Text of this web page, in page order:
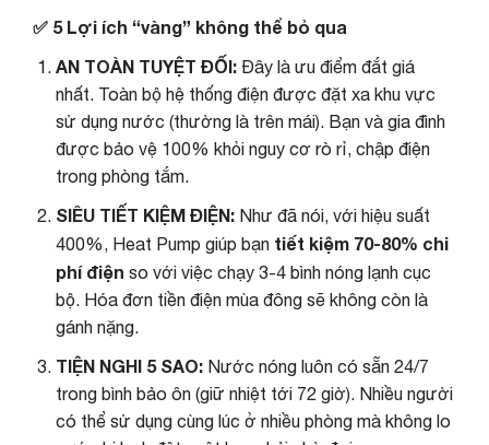
✅ 5 Lợi ích “vàng” không thể bỏ qua
AN TOÀN TUYỆT ĐỐI:Đây là ưu điểm đắt giá
nhất. Toàn bộ hệ thống điện được đặt xa khu vực
sử dụng nước (thường là trên mái). Bạn và gia đình
được bảo vệ 100% khỏi nguy cơ rò rỉ, chập điện
trong phòng tắm.
SIÊU TIẾT KIỆM ĐIỆN:Như đã nói, với hiệu suất
400%, Heat Pump giúp bạn tiết kiệm 70-80% chi
phí điện so với việc chạy 3-4 bình nóng lạnh cục
bộ. Hóa đơn tiền điện mùa đông sẽ không còn là
gánh nặng.
TIỆN NGHI 5 SAO:Nước nóng luôn có sẵn 24/7
trong bình bảo ôn (giữ nhiệt tới 72 giờ). Nhiều người
có thể sử dụng cùng lúc ở nhiều phòng mà không lo